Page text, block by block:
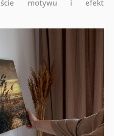
motywu i efekt